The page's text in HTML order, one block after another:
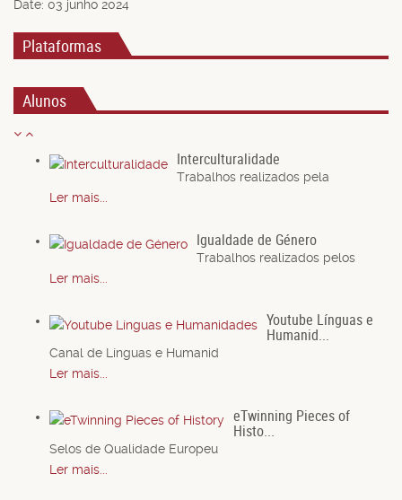
Date: 03 junho 2024
Plataformas
Alunos
Interculturalidade
Trabalhos realizados pela
Ler mais...
Igualdade de Género
Trabalhos realizados pelos
Ler mais...
Youtube Línguas e
Humanid...
Canal de Línguas e Humanid
Ler mais...
eTwinning Pieces of
Histo...
Selos de Qualidade Europeu
Ler mais...